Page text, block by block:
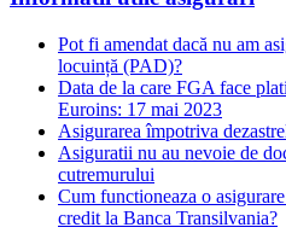
Pot fi amendat dacă nu am
locuință (PAD)?
Data de la care FGA face
Euroins: 17 mai 2023
Asigurarea împotriva
Asiguratii nu au nevoie de
cutremurului
Cum functioneaza o
credit la Banca Transilvania?